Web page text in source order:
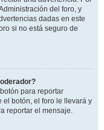
del foro, y
dadas en este
si no está seguro de
para reportar
el botón, el foro le llevará y
reportar el mensaje.